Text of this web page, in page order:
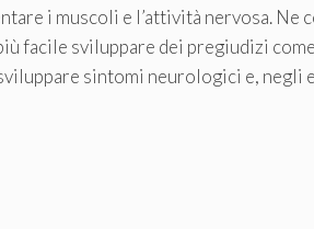
i muscoli e l’attività nervosa. Ne
facile sviluppare dei pregiudizi
sintomi neurologici e, negli